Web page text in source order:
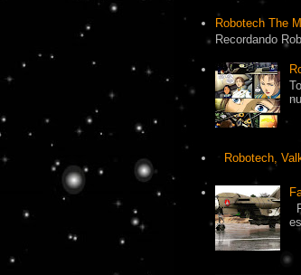
Robotech The
Recordando
Robotech,